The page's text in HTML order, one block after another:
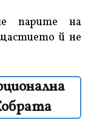
парите на
й не